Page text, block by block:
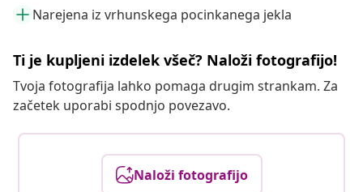
Narejena iz vrhunskega pocinkanega jekla
Ti je kupljeni izdelek všeč? Naloži fotografijo!
Tvoja fotografija lahko pomaga drugim strankam. Za
začetek uporabi spodnjo povezavo.
Naloži fotografijo